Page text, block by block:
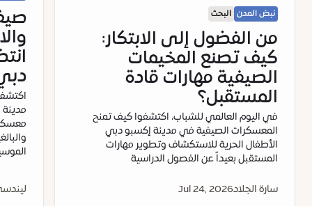
نبض المدن البحث
من الفضول إلى الابتكار:
كيف تصنع المخيمات
الصيفية مهارات قادة
المستقبل؟
في اليوم العالمي للشباب، اكتشفوا كيف تمنح
المعسكرات الصيفية في مدينة إكسبو دبي
الأطفال الحرية للاستكشاف وتطوير مهارات
المستقبل بعيداً عن الفصول الدراسية
سارة الجلادJul 24, 2026